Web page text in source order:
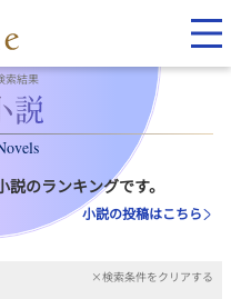
索結果
のランキングです。
小説の投稿はこちら
×検索条件をクリアする